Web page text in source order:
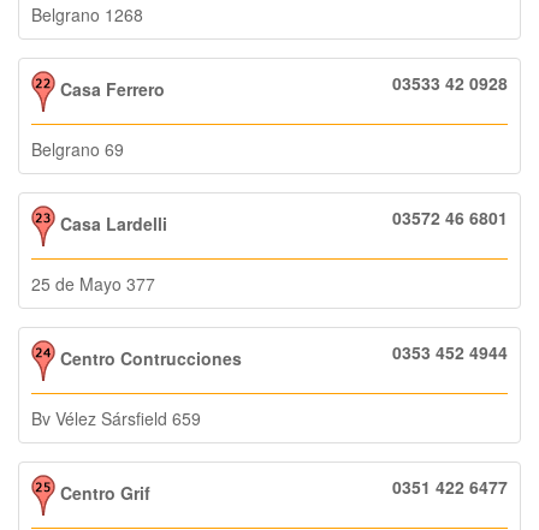
Belgrano 1268
Casa Ferrero 03533 42 0928
Belgrano 69
Casa Lardelli 03572 46 6801
25 de Mayo 377
Centro Contrucciones 0353 452 4944
Bv Vélez Sársfield 659
Centro Grif 0351 422 6477